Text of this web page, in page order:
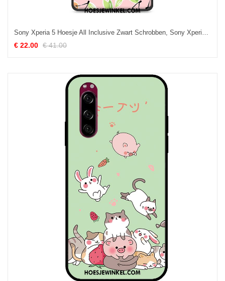
Sony Xperia 5 Hoesje All Inclusive Zwart Schrobben, Sony Xperia 5 Hoesje Zacht Mobiele Telefoon
€ 22.00 € 41.00